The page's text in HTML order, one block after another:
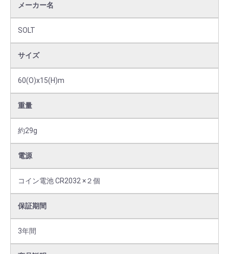
メーカー名
SOLT
サイズ
60(O)x15(H)m
重量
約29g
電源
コイン電池 CR2032 ×２個
保証期間
3年間